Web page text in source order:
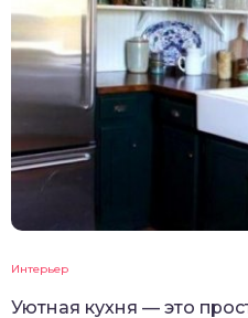
Интерьер
Уютная кухня — это